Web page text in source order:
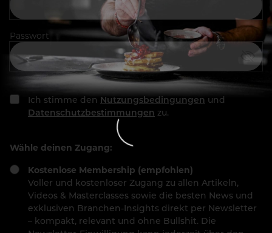
Passwort
Ich stimme den Nutzungsbedingungen und
Datenschutzbestimmungen zu.
Wähle deinen Zugang:
Kostenlose Membership (empfohlen)
Voller und kostenloser Zugang zu allen Artikeln,
Videos & Masterclasses sowie die besten News und
exklusiven Branchen-Insights direkt per Newsletter
– kompakt, relevant und ohne Bullshit. Die